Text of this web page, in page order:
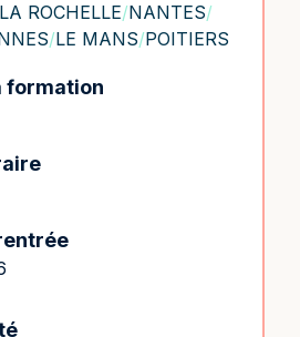
LA ROCHELLE/NANTES/
/LE MANS/POITIERS
formation